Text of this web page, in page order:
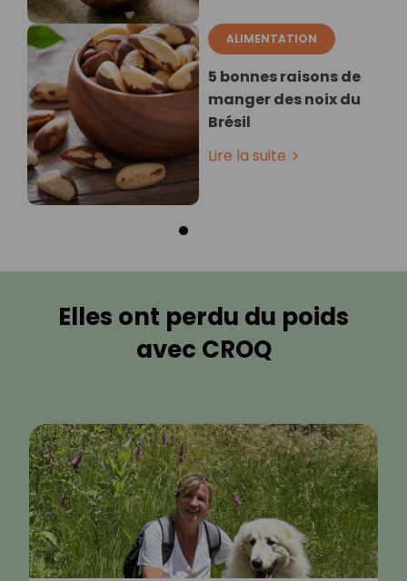
ALIMENTATION
5 bonnes raisons de
manger des noix du
Brésil
Lire la suite
Elles ont perdu du poids
avec CROQ